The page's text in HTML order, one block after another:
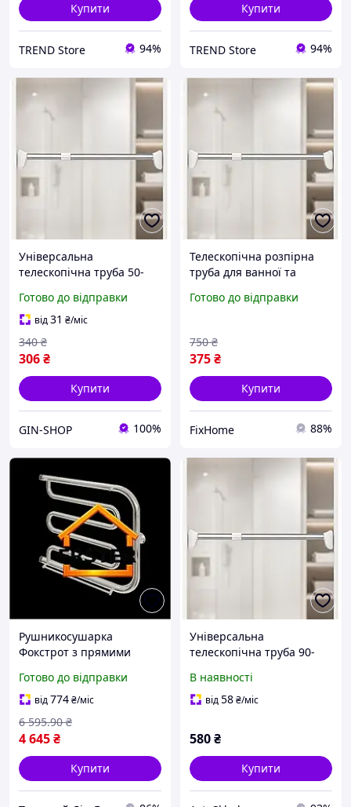
Купити
TREND Store 94%
Купити
TREND Store 94%
Універсальна
телескопічна труба 50-
телескопічна для ванної
та гардеробу
Готово до відправки
від31 ₴/міс
306₴
340 ₴
Купити
GIN-SHOP 100%
Телескопічна розпірна
труба для ванної та
універсального
Готово до відправки
375₴
750 ₴
Купити
FixHome 88%
Рушникосушарка
Фокстрот з прямими
варіант для ванної
кімнати з можливістю
сушки полотенць
Готово до відправки
від774₴/міс
4 645₴
6 595.90 ₴
Купити
Універсальна
телескопічна труба 90-
телескопічна для ванної
та гардеробу
В наявності
від58₴/міс
580₴
Купити